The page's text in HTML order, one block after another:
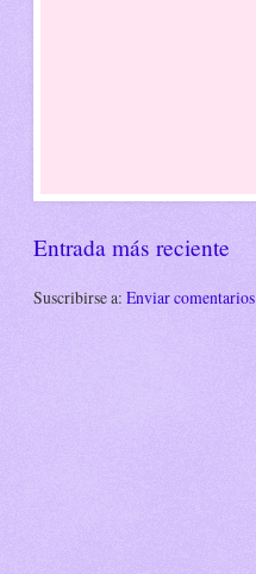
Entrada más reciente
Suscribirse a: Enviar